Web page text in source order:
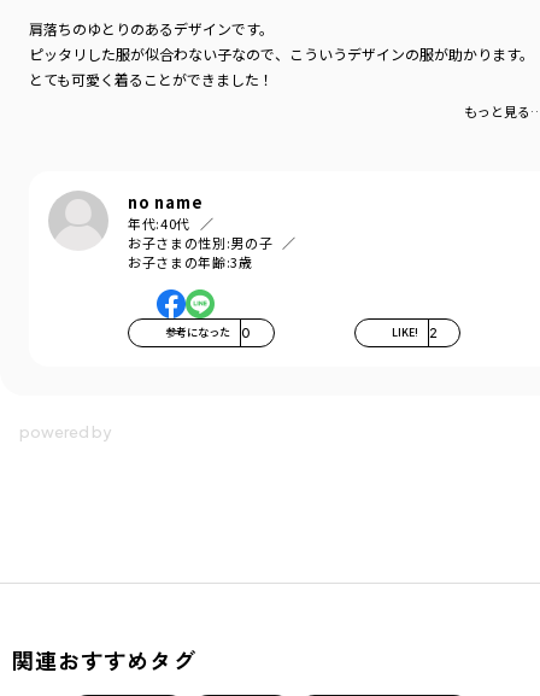
肩落ちのゆとりのあるデザインです。
ピッタリした服が似合わない子なので、こういうデザインの服が助かります。
とても可愛く着ることができました！
もっと見る
no name
年代:40代
お子さまの性別:男の子
お子さまの年齢:3歳
参考になった 0 LIKE! 2
関連おすすめタグ